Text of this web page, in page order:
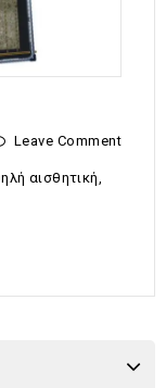
Leave Comment
αισθητική,